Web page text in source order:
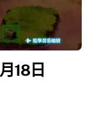
18日